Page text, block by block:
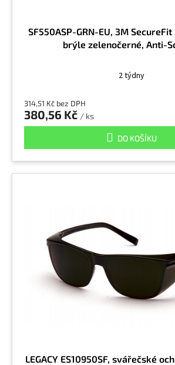
SF550ASP-GRN-EU, 3M
brýle zelenočerné, Anti-
2 týdny
314,51 Kč bez DPH
380,56 Kč / ks
DO KOŠÍKU
LEGACY ES10950SF, svářečské